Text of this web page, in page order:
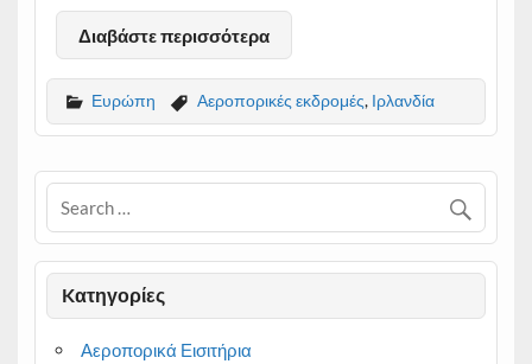
Διαβάστε περισσότερα
Ευρώπη Αεροπορικές εκδρομές, Ιρλανδία
Kατηγορίες
Αεροπορικά Εισιτήρια